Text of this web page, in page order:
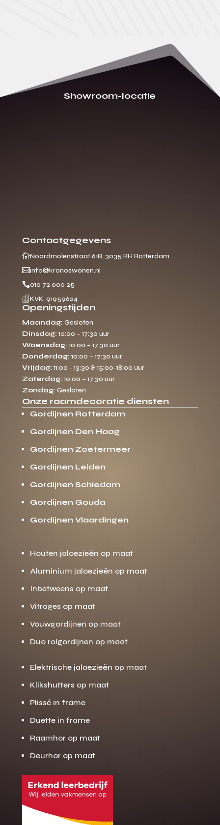
Showroom-locatie
Gratis offerte
Contactgegevens
Noordmolenstraat 61B, 3035 RH Rotterdam
info@kronoswonen.nl
010 72 000 25
 KVK: 91959624
Openingstijden
Maandag: Gesloten
Dinsdag: 10:00 – 17:30 uur
Woensdag: 10:00 – 17:30 uur
Donderdag: 10:00 – 17:30 uur
Vrijdag: 11:00 - 13:30 & 15:00-18:00 uur
Zaterdag: 10:00 – 17:30 uur
Zondag: Gesloten
Onze raamdecoratie diensten
Gordijnen Rotterdam
Gordijnen Den Haag
Gordijnen Zoetermeer
Gordijnen Leiden
Gordijnen Schiedam
Gordijnen Gouda
Gordijnen Vlaardingen
Houten jaloezieën op maat
Aluminium jaloezieën op maat
Inbetweens op maat
Vitrages op maat
Vouwgordijnen op maat
Duo rolgordijnen op maat
Elektrische jaloezieën op maat
Klikshutters op maat
Plissé in frame
Duette in frame
Raamhor op maat
Deurhor op maat